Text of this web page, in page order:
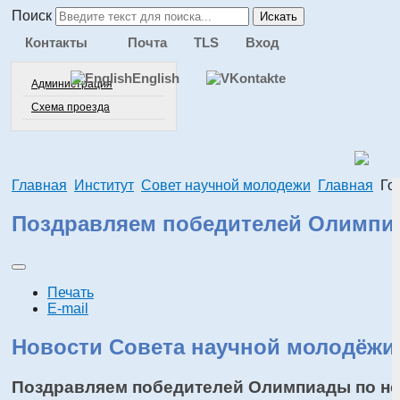
Поиск Искать
Контакты
Администрация
Схема проезда
Почта TLS Вход
English
Главная Институт Совет научной молодежи Главная
Поздравляем победителей
Печать
E-mail
Новости Совета научной
Поздравляем победителей Олимпиады по